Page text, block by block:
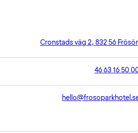
Cronstads väg 2, 832 56
46 63 16 50